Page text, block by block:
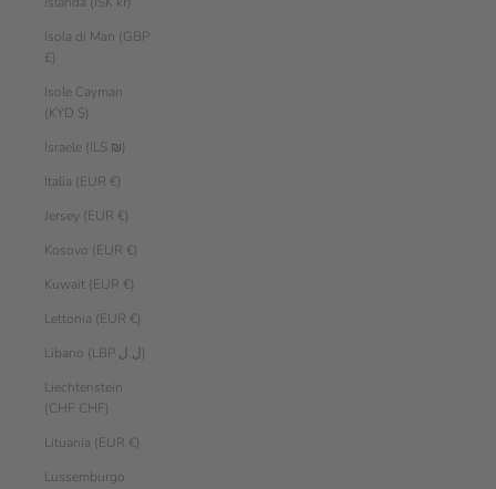
Isola di Man (GBP
£)
Isole Cayman
(KYD $)
Israele (ILS ₪)
Italia (EUR €)
Jersey (EUR €)
Kosovo (EUR €)
Kuwait (EUR €)
Lettonia (EUR €)
Libano (LBP ل.ل)
Liechtenstein
(CHF CHF)
Lituania (EUR €)
Lussemburgo